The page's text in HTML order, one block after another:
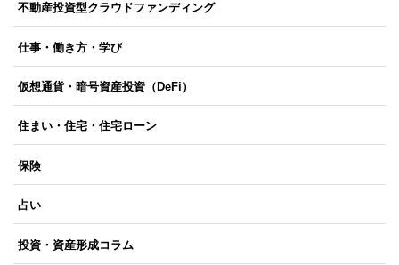
不動産投資型クラウドファンディング
仕事・働き方・学び
仮想通貨・暗号資産投資（DeFi）
住まい・住宅・住宅ローン
保険
占い
投資・資産形成コラム